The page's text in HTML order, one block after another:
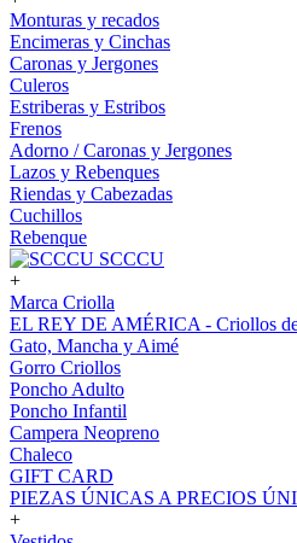
Monturas y recados
Encimeras y Cinchas
Caronas y Jergones
Culeros
Estriberas y Estribos
Frenos
Adorno / Caronas y Jergones
Lazos y Rebenques
Riendas y Cabezadas
Cuchillos
Rebenque
SCCCU
+
Marca Criolla
EL REY DE AMÉRICA - Criollos
Gato, Mancha y Aimé
Gorro Criollos
Poncho Adulto
Poncho Infantil
Campera Neopreno
Chaleco
GIFT CARD
PIEZAS ÚNICAS A PRECIOS
+